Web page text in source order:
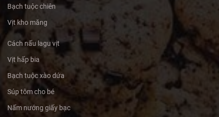
Bạch tuộc chiên
Vịt kho măng
Cách nấu lagu vịt
Vịt hấp bia
Bạch tuộc xào dứa
Súp tôm cho bé
Nấm nướng giấy bạc